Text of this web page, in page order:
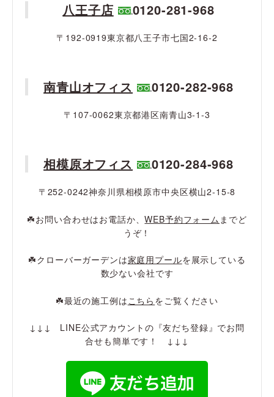
八王子店 0120-281-968
〒192-0919東京都八王子市七国2-16-2
南青山オフィス 0120-282-968
〒107-0062東京都港区南青山3-1-3
相模原オフィス 0120-284-968
〒252-0242神奈川県相模原市中央区横山2-15-8
☘️お問い合わせはお電話か、WEB予約フォーム までど
うぞ！
☘️クローバーガーデンは家庭用プールを展示している
数少ない会社です
☘️最近の施工例は こちら をご覧ください
↓↓↓ LINE公式アカウントの『友だち登録』でお問
合せも簡単です！ ↓↓↓